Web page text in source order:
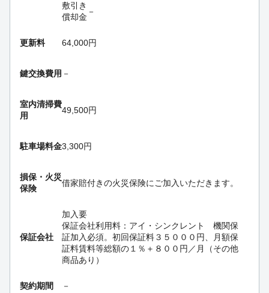
敷引き
償却金
－
更新料 64,000円
鍵交換費用 －
室内清掃費
用
49,500円
駐車場料金3,300円
損保・ 火災
保険
借家賠付きの火災保険にご加入いただきます。
保証会社
加入要
保証会社利用料：アイ・シンクレント 機関保
証加入必須。初回保証料３５０００円、月額保
証料賃料等総額の１％＋８００円／月（その他
商品あり）
契約期間 －